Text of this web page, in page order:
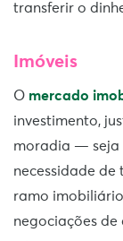
transferir o
Imóveis
O mercado
investimento,
moradia — seja
necessidade de
ramo
negociações de